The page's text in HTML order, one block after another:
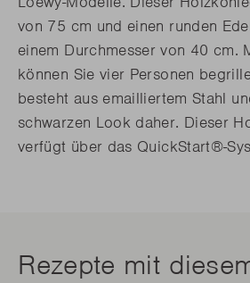
von 75 cm und einen runden
einem Durchmesser von 40 cm.
können Sie vier Personen
besteht aus emailliertem Stahl
schwarzen Look daher. Dieser
verfügt über das QuickStart®-
Rezepte mit